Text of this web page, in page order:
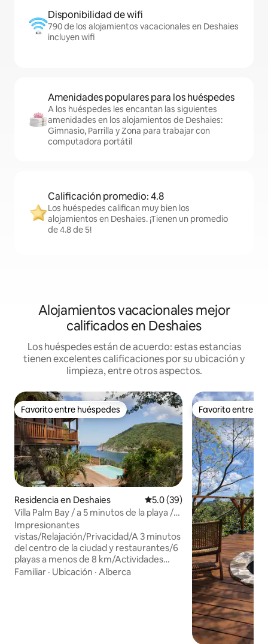
Disponibilidad de wifi
790 de los alojamientos vacacionales en Deshaies
incluyen wifi
Amenidades populares para los huéspedes
A los huéspedes les encantan las siguientes
amenidades en los alojamientos de Deshaies:
Gimnasio, Parrilla y Zona para trabajar con
computadora portátil
Calificación promedio: 4.8
Los huéspedes califican muy bien los
alojamientos en Deshaies. ¡Tienen un promedio
de 4.8 de 5!
Alojamientos vacacionales mejor
calificados en Deshaies
Los huéspedes están de acuerdo: estas estancias
tienen excelentes calificaciones por su ubicación y
limpieza, entre otros aspectos.
Favorito entre huéspedes
Favorito entre huéspedes
Residencia en Deshaies Calificación promedio: 5.0 de
5.0 (39)
Villa Palm Bay / a 5 minutos de la playa /
Vista panorámica
Impresionantes
vistas/Relajación/Privacidad/A 3 minutos
del centro de la ciudad y restaurantes/6
playas a menos de 8 km/Actividades
cercanas/Cama tamaño king/Ropa de
Familiar · Ubicación · Alberca
Favorito entre
Favorito entre